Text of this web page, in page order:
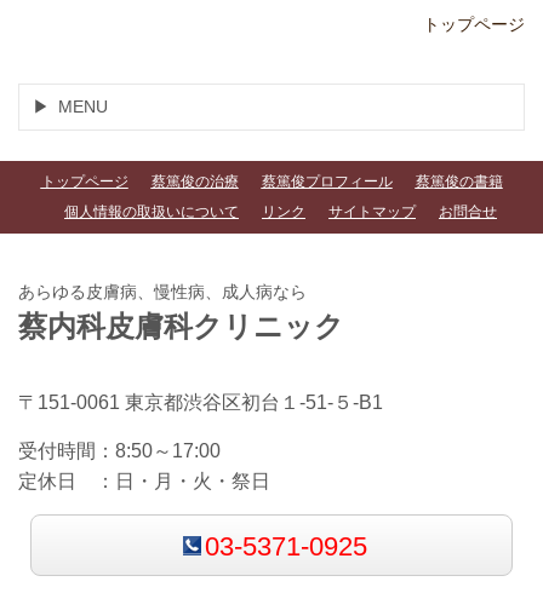
トップページ
MENU
トップページ 蔡篤俊の治療 蔡篤俊プロフィール
蔡篤俊の書籍
個人情報の取扱いについて
リンク サイトマップ お問合せ
あらゆる皮膚病、慢性病、成人病なら
蔡内科皮膚科クリニック
〒151-0061 東京都渋谷区初台１-51-５-B1
受付時間：8:50～17:00
定休日 ：日・ 月・火・祭日
03-5371-0925